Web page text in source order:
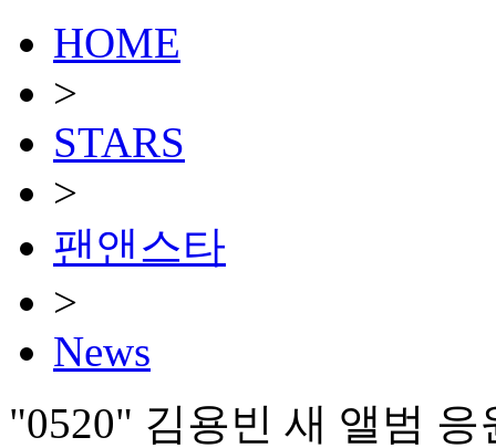
HOME
>
STARS
>
팬앤스타
>
News
"0520" 김용빈 새 앨범